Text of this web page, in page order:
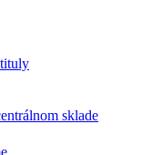
sklade